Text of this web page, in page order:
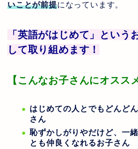
いことが前提になっています。
「英語がはじめて」という
して取り組めます！
【こんなお子さんにオススメ
はじめての人とでもどんど
さん
恥ずかしがりやだけど、一
とも仲良くなれるお子さん